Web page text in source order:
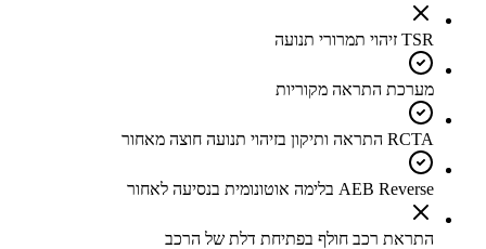
TSR זיהוי תמרורי תנועה
מערכת התראה מקוריות
RCTA התראה ותיקון בזיהוי תנועה חוצה מאחור
AEB Reverse בלימה אוטונומית בנסיעה לאחור
התראת רכב חולף בפתיחת דלת של הרכב